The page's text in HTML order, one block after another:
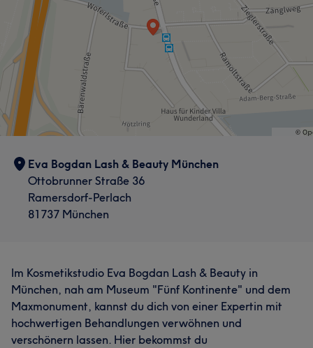
Eva Bogdan Lash & Beauty München
Ottobrunner Straße 36
Ramersdorf-Perlach
81737 München
Im Kosmetikstudio Eva Bogdan Lash & Beauty in
München, nah am Museum "Fünf Kontinente" und dem
Maxmonument, kannst du dich von einer Expertin mit
hochwertigen Behandlungen verwöhnen und
verschönern lassen. Hier bekommst du